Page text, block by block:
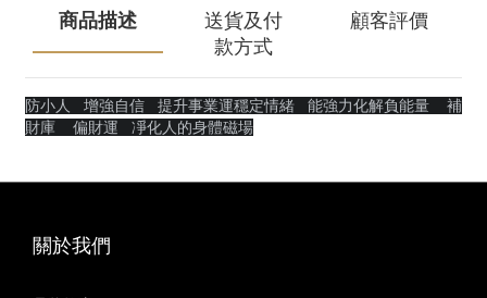
商品描述
送貨及付
款方式
顧客評價
防小人 增強自信 提升事業運穩定情緒 能強力化解負能量 補
財庫 偏財運 凈化人的身體磁場
關於我們